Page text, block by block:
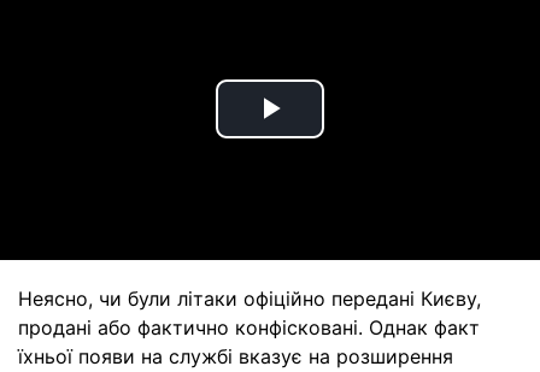
Play
Неясно, чи були літаки офіційно передані Києву,
продані або фактично конфісковані. Однак факт
їхньої появи на службі вказує на розширення